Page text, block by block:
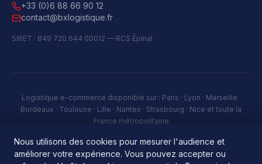
+33 (0)6 88 66 90 12
contact@bxlogistique.fr
SIRET : 849 720 644 00012 — RCS Épinal
Logistique e-commerce disponible sur : Paris · Lyon · Marseille ·
Bordeaux · Toulouse · Lille · Nantes · Strasbourg · Nice et toute la
France métropolitaine
© 2026 BX Logistique. Tous droits réservés.
Nous utilisons des cookies pour mesurer l'audience et
améliorer votre expérience. Vous pouvez accepter ou